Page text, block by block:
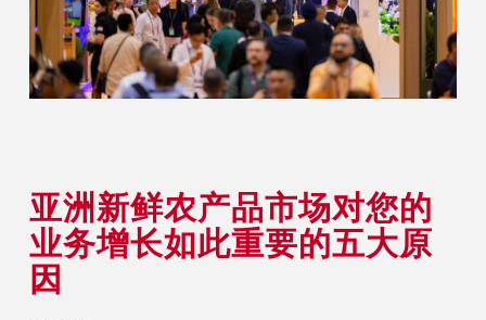
亚洲新鲜农产品市场对您的
业务增长如此重要的五大原
因